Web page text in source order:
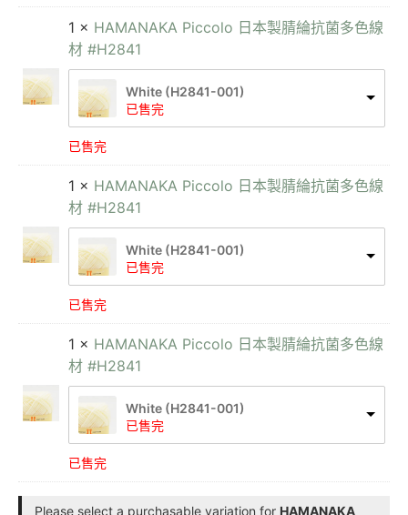
1 × HAMANAKA Piccolo 日本製腈綸抗菌多色線
材 #H2841
White (H2841-001)
已售完
已售完
1 × HAMANAKA Piccolo 日本製腈綸抗菌多色線
材 #H2841
White (H2841-001)
已售完
已售完
1 × HAMANAKA Piccolo 日本製腈綸抗菌多色線
材 #H2841
White (H2841-001)
已售完
已售完
Please select a purchasable variation for HAMANAKA